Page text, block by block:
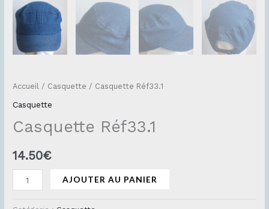
Accueil / Casquette / Casquette Réf33.1
Casquette
Casquette Réf33.1
14.50€
AJOUTER AU PANIER